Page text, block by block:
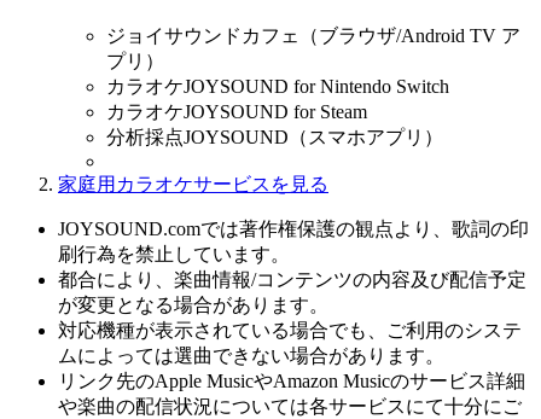
ジョイサウンドカフェ（ブラウザ/Android TV ア
プリ）
カラオケJOYSOUND for Nintendo Switch
カラオケJOYSOUND for Steam
分析採点JOYSOUND（スマホアプリ）
家庭用カラオケサービスを見る
JOYSOUND.comでは著作権保護の観点より、歌詞の印
刷行為を禁止しています。
都合により、楽曲情報/コンテンツの内容及び配信予定
が変更となる場合があります。
対応機種が表示されている場合でも、ご利用のシステ
ムによっては選曲できない場合があります。
リンク先のApple MusicやAmazon Musicのサービス詳細
や楽曲の配信状況については各サービスにて十分にご